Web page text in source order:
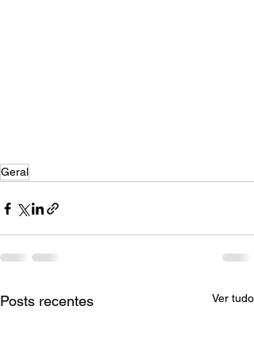
Geral
Posts recentes Ver tudo